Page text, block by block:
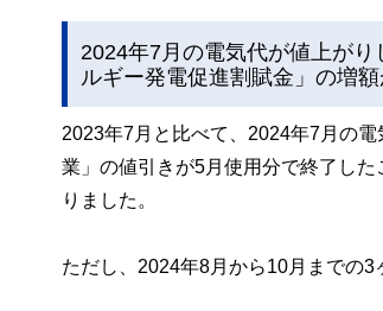
2024年7月の電気代が値上が
ルギー発電促進割賦金」の増
2023年7月と比べて、2024年7月の
業」の値引きが5月使用分で終了し
りました。
ただし、2024年8月から10月までの3